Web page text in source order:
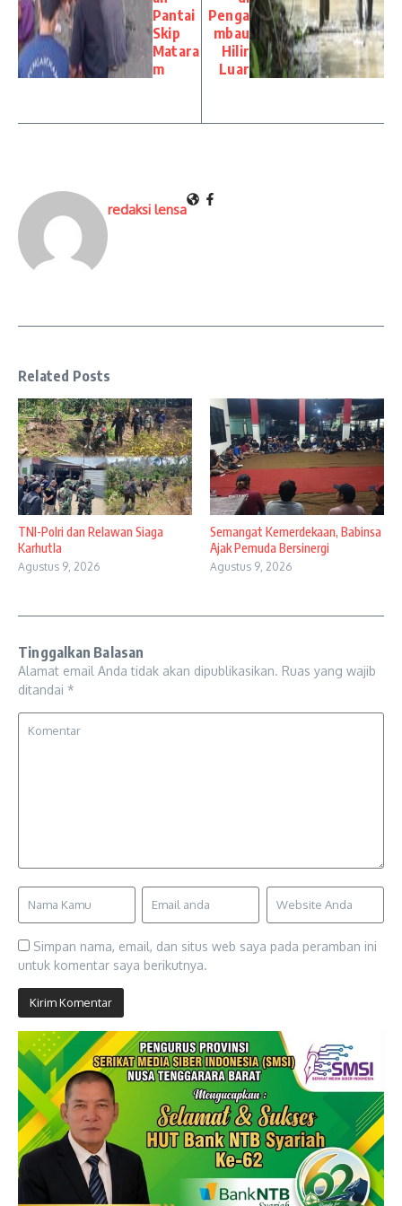
Pantai
Skip
Matara
m
Penga
mbau
Hilir
Luar
redaksi lensa
Related Posts
TNI-Polri dan Relawan Siaga
Karhutla
Agustus 9, 2026
Semangat Kemerdekaan, Babinsa
Ajak Pemuda Bersinergi
Agustus 9, 2026
Tinggalkan Balasan
Alamat email Anda tidak akan dipublikasikan. Ruas yang wajib
ditandai *
Simpan nama, email, dan situs web saya pada peramban ini
untuk komentar saya berikutnya.